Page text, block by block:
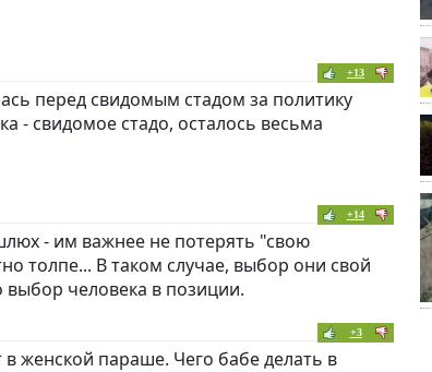
+13
перед свидомым стадом за политику
- свидомое стадо, осталось весьма
+14
- им важнее не потерять "свою
толпе... В таком случае, выбор они свой
выбор человека в позиции.
+3
женской параше. Чего бабе делать в